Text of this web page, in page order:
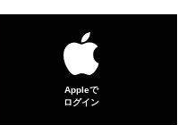
Appleで
ログイン